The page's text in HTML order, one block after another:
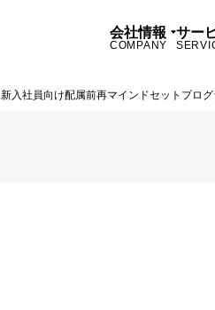
会社情報
COMPANY
サー
新入社員向け配属前再マインドセットプログ